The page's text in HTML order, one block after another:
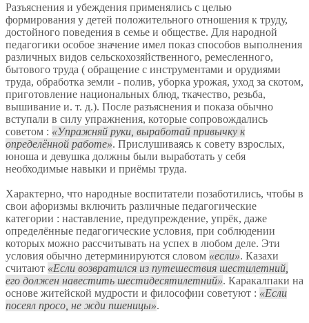
Разъяснения и убеждения применялись с целью
формирования у детей положительного отношения к труду,
достойного поведения в семье и обществе. Для народной
педагогики особое значение имел показ способов выполнения
различных видов сельскохозяйственного, ремесленного,
бытового труда ( обращение с инструментами и орудиями
труда, обработка земли - полив, уборка урожая, уход за скотом,
приготовление национальных блюд, ткачество, резьба,
вышивание и. т. д.). После разъяснения и показа обычно
вступали в силу упражнения, которые сопровождались
советом :
Упражняй руки, выработай привычку к
определённой работе . Прислушиваясь к совету взрослых,
юноша и девушка должны были выработать у себя
необходимые навыки и приёмы труда.
Характерно, что народные воспитатели позаботились, чтобы в
свои афоризмы включить различные педагогические
категории : наставление, предупреждение, упрёк, даже
определённые педагогические условия, при соблюдении
которых можно рассчитывать на успех в любом деле. Эти
условия обычно детерминируются словом
если . Казахи
считают
Если возвратился из путешествия шестилетний,
его должен навестить шестидесятилетний . Каракалпаки на
основе житейской мудрости и философии советуют :
Если
посеял просо, не жди пшеницы .